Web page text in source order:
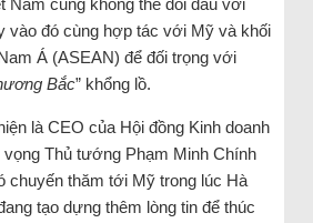
Nam cũng không thể đối đầu với
vào đó cùng hợp tác với Mỹ và khối
Á (ASEAN) để đối trọng với
Bắc” khổng lồ.
là CEO của Hội đồng Kinh doanh
Thủ tướng Phạm Minh Chính
chuyến thăm tới Mỹ trong lúc Hà
tạo dựng thêm lòng tin để thúc